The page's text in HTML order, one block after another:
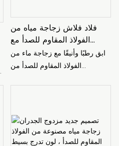
فلاد فلاش زجاجة مياه من
الفولاذ المقاوم للصدأ مع
مقبض لالتقاط الصور في
الخارج
ابق رطبًا وأنيقًا مع زجاجة ماء من
الفولاذ المقاوم للصدأ من
ستبقي هذه الزجاجة مشروباتك
باردة أثناء التقاط جميع مغامراتك
في الهواء الطلق